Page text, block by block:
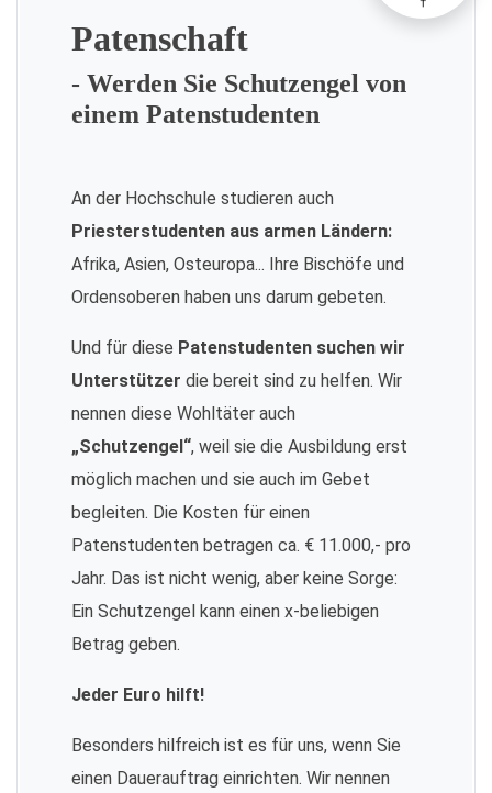
Patenschaft
- Werden Sie Schutzengel von
einem Patenstudenten
An der Hochschule studieren auch
Priesterstudenten aus armen Ländern:
Afrika, Asien, Osteuropa... Ihre Bischöfe und
Ordensoberen haben uns darum gebeten.
Und für diese Patenstudenten suchen wir
Unterstützer die bereit sind zu helfen. Wir
nennen diese Wohltäter auch
„Schutzengel“, weil sie die Ausbildung erst
möglich machen und sie auch im Gebet
begleiten. Die Kosten für einen
Patenstudenten betragen ca. € 11.000,- pro
Jahr. Das ist nicht wenig, aber keine Sorge:
Ein Schutzengel kann einen x-beliebigen
Betrag geben.
Jeder Euro hilft!
Besonders hilfreich ist es für uns, wenn Sie
einen Dauerauftrag einrichten. Wir nennen